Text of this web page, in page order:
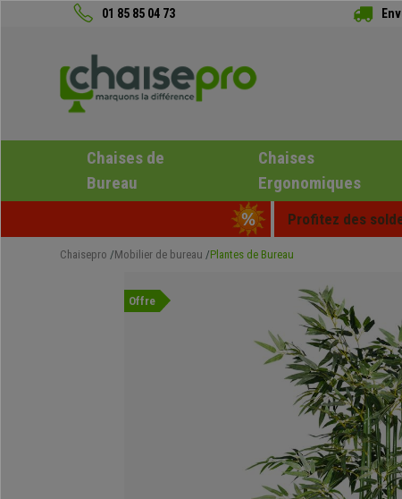
01 85 85 04 73
Chaises de
Bureau
Chaises
Ergonomiques
Profitez des
Chaisepro Mobilier de bureau Plantes de Bureau
Offre